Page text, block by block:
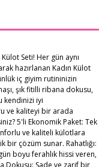
Seti! Her gün aynı
hazırlanan Kadın Külot
iç giyim rutininizin
şık fitilli ribana dokusu,
kendinizi iyi
ve kaliteyi bir arada
5'li Ekonomik Paket: Tek
ve kaliteli külotlara
çözüm sunar. Rahatlığı:
boyu ferahlık hissi veren,
Dokusu: Sade ve zarif bir